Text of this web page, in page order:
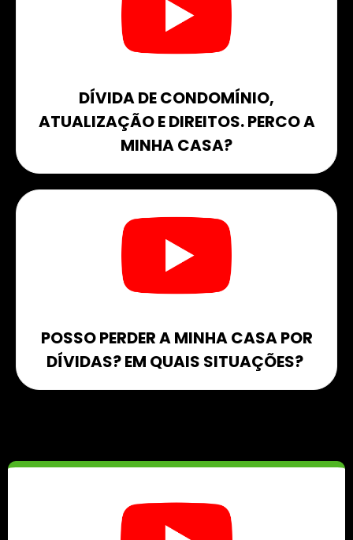
DÍVIDA DE CONDOMÍNIO,
ATUALIZAÇÃO E DIREITOS. PERCO A
MINHA CASA?​
POSSO PERDER A MINHA CASA POR
DÍVIDAS? EM QUAIS SITUAÇÕES? ​